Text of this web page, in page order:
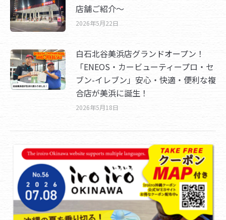
店舗ご紹介～
2026年5月22日
白石北谷美浜店グランドオープン！
「ENEOS・カービューティープロ・セ
ブン-イレブン」安心・快適・便利な複
合店が美浜に誕生！
2026年5月18日